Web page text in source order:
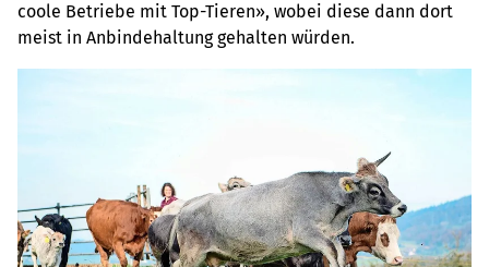
coole Betriebe mit Top-Tieren», wobei diese dann dort
meist in Anbindehaltung gehalten würden.